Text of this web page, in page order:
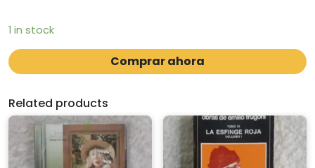
1 in stock
Comprar ahora
Related products